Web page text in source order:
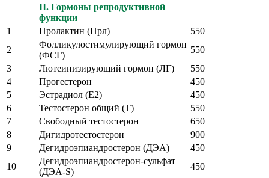
II. Гормоны репродуктивной
функции
1
Пролактин (Прл)
550
2
Фолликулостимулирующий гормон
(ФСГ)
550
3
Лютеинизирующий гормон (ЛГ)
550
4
Прогестерон
450
5
Эстрадиол (Е2)
450
6
Тестостерон общий (Т)
550
7
Свободный тестостерон
650
8
Дигидротестостерон
900
9
Дегидроэпиандростерон (ДЭА)
450
10
Дегидроэпиандростерон-сульфат
(ДЭА-S)
450